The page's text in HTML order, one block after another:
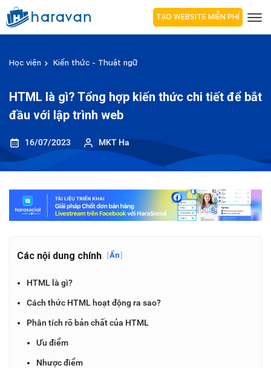
TẠO WEBSITE MIỄN PHÍ
Học viện Kiến thức - Thuật ngữ
HTML là gì? Tổng hợp kiến thức chi tiết để bắt
đầu với lập trình web
16/07/2023 MKT Ha
Các nội dung chính [Ẩn]
HTML là gì?
Cách thức HTML hoạt động ra sao?
Phân tích rõ bản chất của HTML
Ưu điểm
Nhược điểm